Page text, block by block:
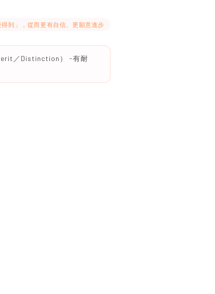
到」，從而更有自信、更願意進步
／Distinction） -有耐